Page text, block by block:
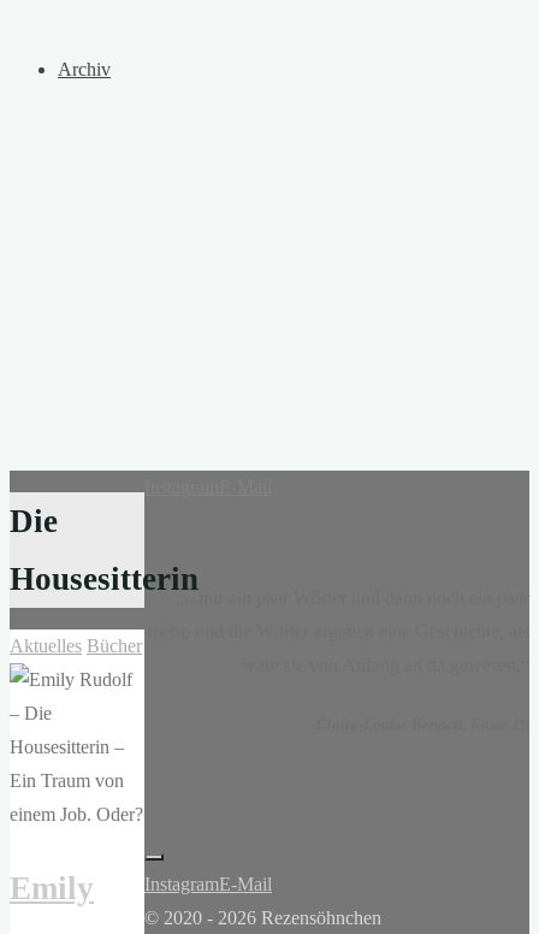
Archiv
Die
Housesitterin
Aktuelles Bücher
Emily
InstagramE-Mail
© 2020 - 2026 Rezensöhnchen